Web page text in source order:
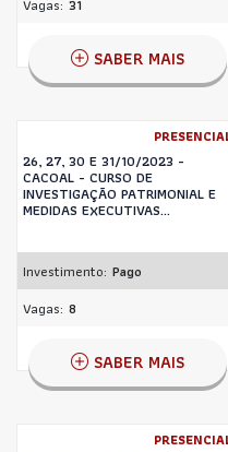
Vagas: 31
SABER MAIS
26, 27, 30 E 31/10/2023 -
CACOAL - CURSO DE
INVESTIGAÇÃO PATRIMONIAL E
MEDIDAS EXECUTIVAS...
Investimento: Pago
Vagas: 8
SABER MAIS